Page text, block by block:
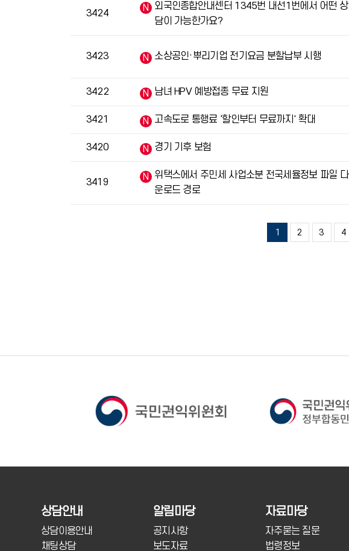
3424
외국인종합안내센터 1345번 내선1번에서 어떤 상
담이 가능한가요?
3423 소상공인·뿌리기업 전기요금 분할납부 시행
3422 남녀 HPV 예방접종 무료 지원
3421 고속도로 통행료 '할인부터 무료까지' 확대
3420 경기 기후 보험
3419
위택스에서 주민세 사업소분 전국세율정보 파일 다
운로드 경로
1 2 3 4
상담안내
상담이용안내
채팅상담
알림마당
공지사항
보도자료
자료마당
자주묻는 질문
법령정보